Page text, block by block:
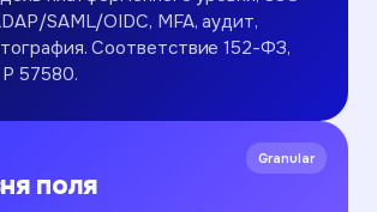
SAML/OIDC, MFA, аудит,
Соответствие 152-ФЗ,
57580.
Granular
поля